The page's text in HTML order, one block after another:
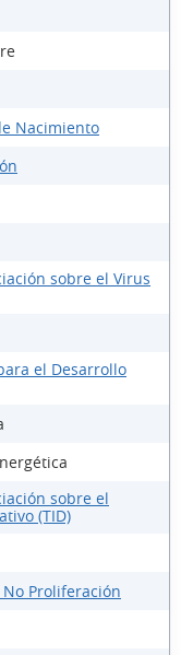
Nacimiento
sobre el Virus
el Desarrollo
sobre el
(TID)
Proliferación